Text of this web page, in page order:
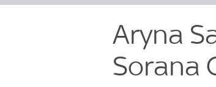
Aryna
Sorana